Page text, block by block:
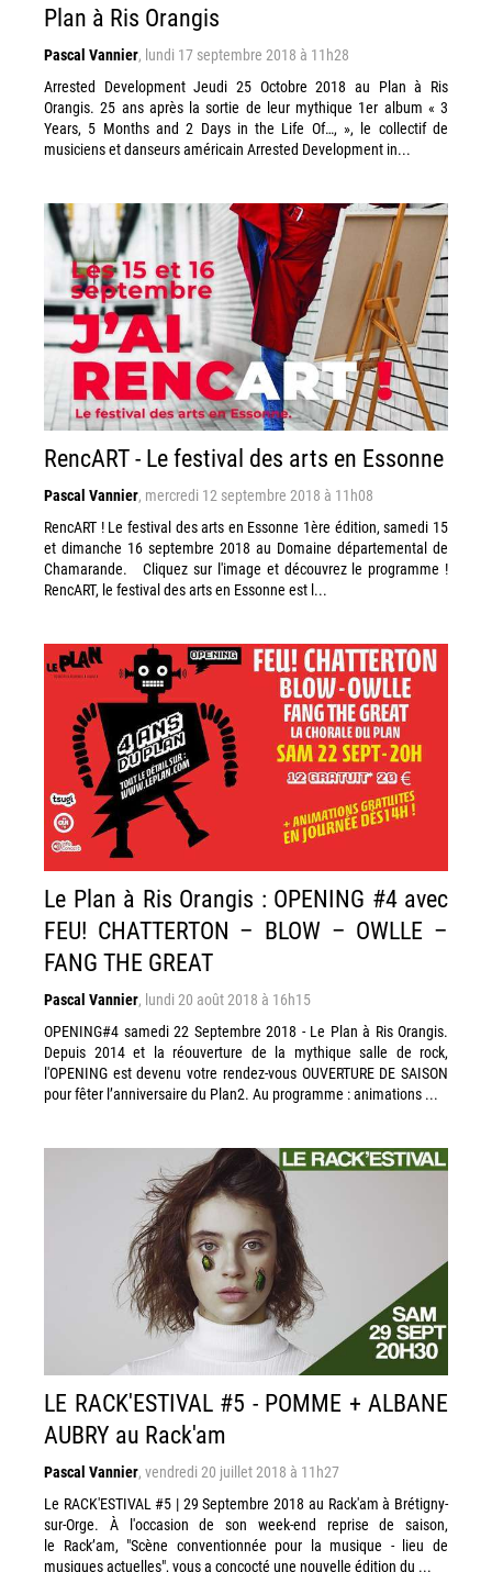
Plan à Ris Orangis
Pascal Vannier, lundi 17 septembre 2018 à 11h28
Arrested Development Jeudi 25 Octobre 2018 au Plan à Ris
Orangis. 25 ans après la sortie de leur mythique 1er album « 3
Years, 5 Months and 2 Days in the Life Of…, », le collectif de
musiciens et danseurs américain Arrested Development in...
RencART - Le festival des arts en Essonne
Pascal Vannier, mercredi 12 septembre 2018 à 11h08
RencART ! Le festival des arts en Essonne 1ère édition, samedi 15
et dimanche 16 septembre 2018 au Domaine départemental de
Chamarande. Cliquez sur l'image et découvrez le programme !
RencART, le festival des arts en Essonne est l...
Le Plan à Ris Orangis : OPENING #4 avec
FEU! CHATTERTON – BLOW – OWLLE –
FANG THE GREAT
Pascal Vannier, lundi 20 août 2018 à 16h15
OPENING#4 samedi 22 Septembre 2018 - Le Plan à Ris Orangis.
Depuis 2014 et la réouverture de la mythique salle de rock,
l'OPENING est devenu votre rendez-vous OUVERTURE DE SAISON
pour fêter l’anniversaire du Plan2. Au programme : animations ...
LE RACK'ESTIVAL #5 - POMME + ALBANE
AUBRY au Rack'am
Pascal Vannier, vendredi 20 juillet 2018 à 11h27
Le RACK'ESTIVAL #5 | 29 Septembre 2018 au Rack'am à Brétigny-
sur-Orge. À l'occasion de son week-end reprise de saison,
le Rack’am, "Scène conventionnée pour la musique - lieu de
musiques actuelles", vous a concocté une nouvelle édition du ...